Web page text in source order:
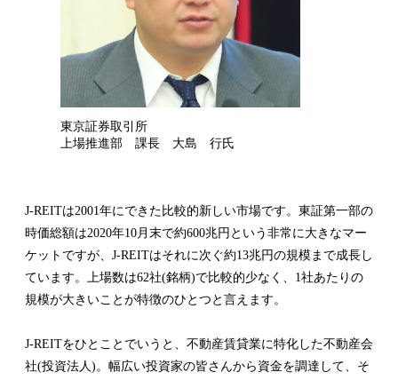
東京証券取引所
上場推進部 課長 大島 行氏
J-REITは2001年にできた比較的新しい市場です。東証第一部の
時価総額は2020年10月末で約600兆円という非常に大きなマー
ケットですが、J-REITはそれに次ぐ約13兆円の規模まで成長し
ています。上場数は62社(銘柄)で比較的少なく、1社あたりの
規模が大きいことが特徴のひとつと言えます。
J-REITをひとことでいうと、不動産賃貸業に特化した不動産会
社(投資法人)。幅広い投資家の皆さんから資金を調達して、そ